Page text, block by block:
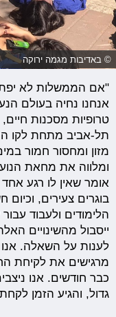
© באדיבות מגמה ירוקה
"אם הממשלות לא
אנחנו נחיה בעולם הנע
טרופיות מסכנות
תל-אביב מתחת לקו
מזון ומחסור חמור
ומלווה את מחאת
אומר שאין לו רגע
בוגרים צעירים,
הלימודים ולעבוד
ייסבול מהשינויים
לענות על השאלה.
מרגישים את לקיחת
כבר חודשים. אנו
גדול, והגיע הזמן